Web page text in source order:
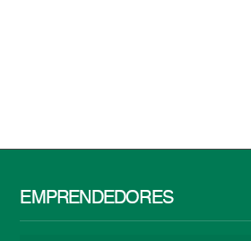
EMPRENDEDORES